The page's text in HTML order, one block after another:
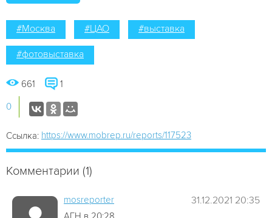
#Москва #ЦАО #выставка
#фотовыставка
661 1
0
Ссылка: https://www.mobrep.ru/reports/117523
Комментарии (1)
mosreporter 31.12.2021 20:35